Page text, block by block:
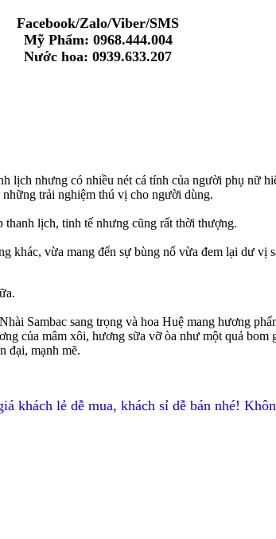
Facebook/Zalo/Viber/SMS
Mỹ Phẩm: 0968.444.004
Nước hoa: 0939.633.207
lịch nhưng có nhiều nét cá tính của người phụ nữ
những trải nghiệm thú vị cho người dùng.
thanh lịch, tinh tế nhưng cũng rất thời thượng.
vừa mang đến sự bùng nổ vừa đem lại dư vị
Sambac sang trọng và hoa Huệ mang hương
của mâm xôi, hương sữa vỡ òa như một quả bom
đại, mạnh mẽ.
khách lẻ dễ mua, khách sỉ dễ bán nhé!